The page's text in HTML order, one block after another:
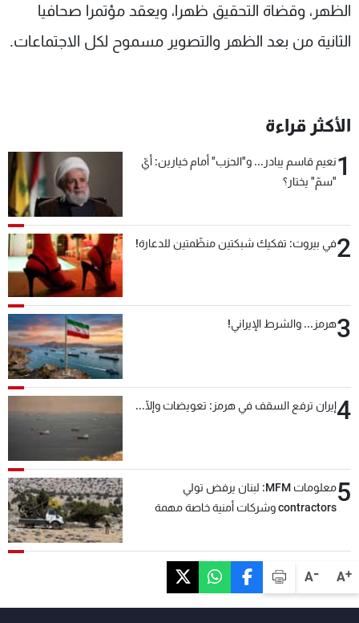
A+
A-
الظهر، وقضاة التحقيق ظهرا، ويعقد مؤتمرا صحافيا
الثانية من بعد الظهر والتصوير مسموح لكل الاجتماعات.
الأكثر قراءة
1نعيم قاسم يبادر... و"الحزب" أمام خيارين: أيّ
"سمّ" يختار؟
2في بيروت: تفكيك شبكتين منظّمتين للدعارة!
3هرمز... والشرط الإيراني!
4إيران ترفع السقف في هرمز: تعويضات وإلّا...
5
معلومات MFM: لبنان يرفض تولي
contractors وشركات أمنية خاصة مهمة
الإنـتـاج
تواصل معنا
سياسة الخصوصية